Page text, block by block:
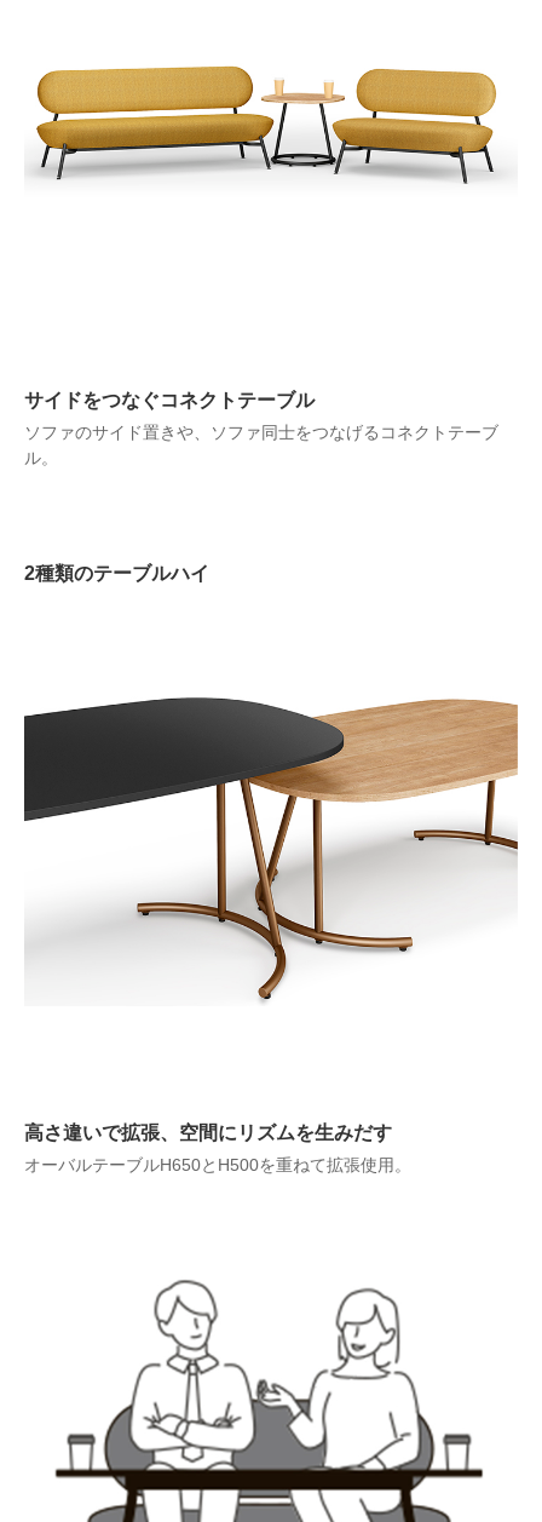
サイドをつなぐコネクトテーブル
ソファのサイド置きや、ソファ同士をつなげるコネクトテーブ
ル。
2種類のテーブルハイ
高さ違いで拡張、空間にリズムを生みだす
オーバルテーブルH650とH500を重ねて拡張使用。